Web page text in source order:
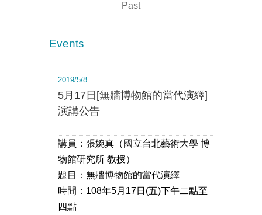
Past
Events
2019/5/8
5月17日[無牆博物館的當代演繹]
演講公告
講員：張婉真（國立台北藝術大學 博
物館研究所 教授）
題目：無牆博物館的當代演繹
時間：108年5月17日(五)下午二點至
四點